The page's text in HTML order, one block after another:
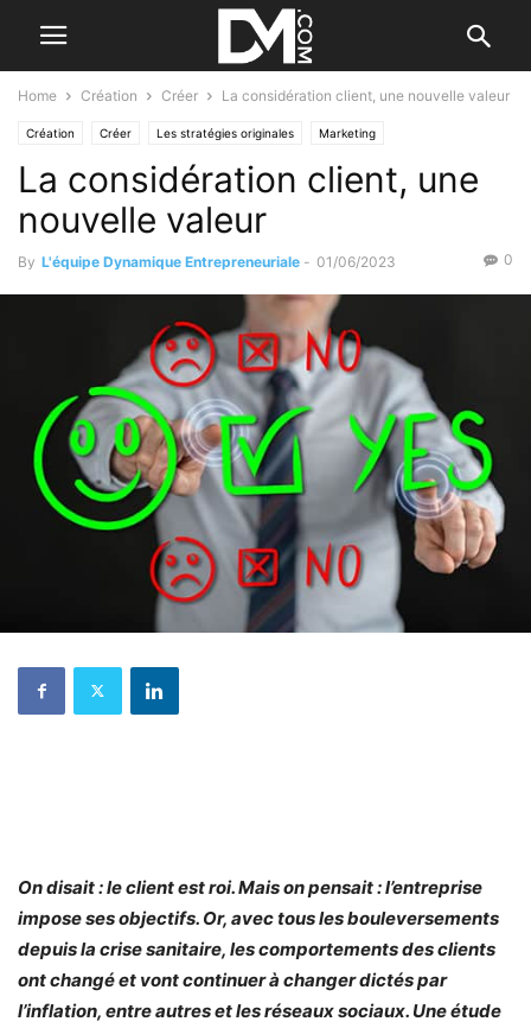
Home Création Créer La considération client, une nouvelle valeur
Création Créer Les stratégies originales Marketing
La considération client, une
nouvelle valeur
By L'équipe Dynamique Entrepreneuriale - 01/06/2023 0
On disait : le client est roi. Mais on pensait : l’entreprise
impose ses objectifs. Or, avec tous les bouleversements
depuis la crise sanitaire, les comportements des clients
ont changé et vont continuer à changer dictés par
l’inflation, entre autres et les réseaux sociaux. Une étude